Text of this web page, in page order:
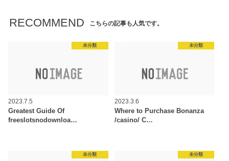
RECOMMEND こちらの記事も人気です。
未分類
2023.7.5
Greatest Guide Of
freeslotsnodownloa…
未分類
2023.3.6
Where to Purchase Bonanza
/casino/ C…
未分類 未分類